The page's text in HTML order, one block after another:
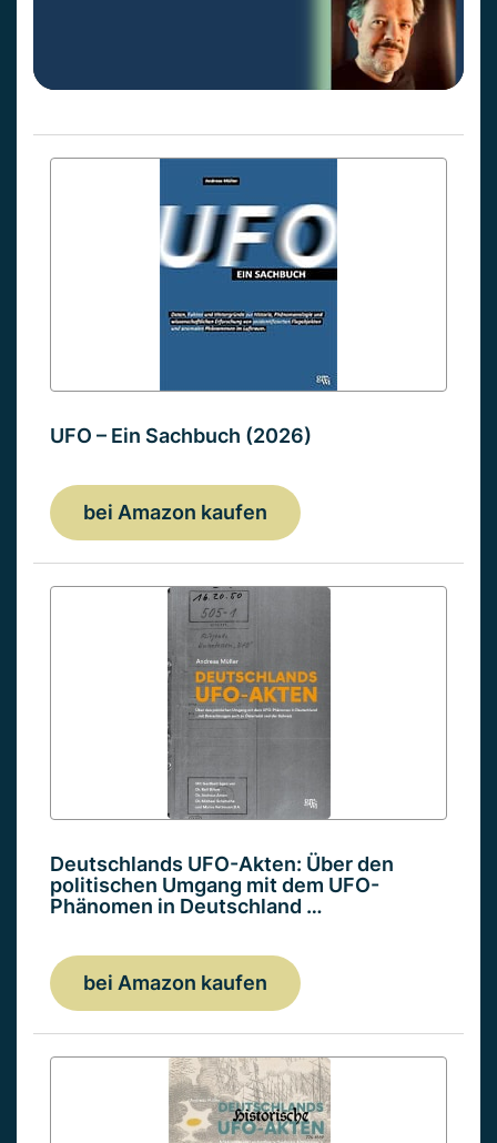
UFO – Ein Sachbuch (2026)
bei Amazon kaufen
Deutschlands UFO-Akten: Über den
politischen Umgang mit dem UFO-
Phänomen in Deutschland …
bei Amazon kaufen